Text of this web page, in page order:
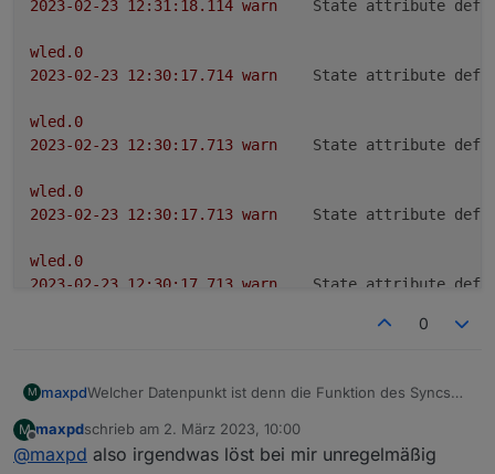
warn State attribute
wled.0
warn State attribute
wled.0
warn State attribute
wled.0
warn State attribute
wled.0
warn State attribute
wled.0
2023-02-23 12:30:17.670 warn
wled.0
0
M maxpdWelcher Datenpunkt ist denn die Funktion des Syncs
M maxpdschrieb am 2. März 2023, 10:00
zuletzt editiert von
@maxpd also irgendwas löst bei mir unregelmäßig